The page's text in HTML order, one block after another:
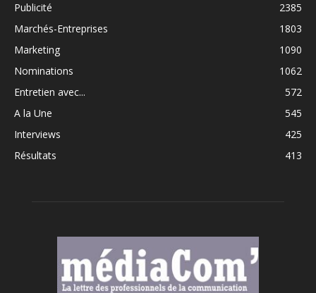
Publicité
2385
Marchés-Entreprises
1803
Marketing
1090
Nominations
1062
Entretien avec...
572
A la Une
545
Interviews
425
Résultats
413